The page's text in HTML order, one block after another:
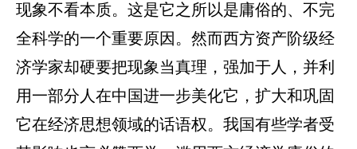
现象不看本质。这是它之所以是庸俗的、不完
全科学的一个重要原因。然而西方资产阶级经
济学家却硬要把现象当真理，强加于人，并利
用一部分人在中国进一步美化它，扩大和巩固
它在经济思想领域的话语权。我国有些学者受